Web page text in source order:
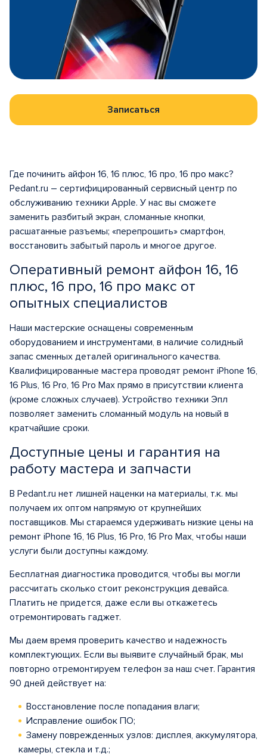
Записаться
Где починить айфон 16, 16 плюс, 16 про, 16 про макс?
Pedant.ru – сертифицированный сервисный центр по
обслуживанию техники Apple. У нас вы сможете
заменить разбитый экран, сломанные кнопки,
расшатанные разъемы; «перепрошить» смартфон,
восстановить забытый пароль и многое другое.
Оперативный ремонт айфон 16, 16
плюс, 16 про, 16 про макс от
опытных специалистов
Наши мастерские оснащены современным
оборудованием и инструментами, в наличие солидный
запас сменных деталей оригинального качества.
Квалифицированные мастера проводят ремонт iPhone 16,
16 Plus, 16 Pro, 16 Pro Max прямо в присутствии клиента
(кроме сложных случаев). Устройство техники Эпл
позволяет заменить сломанный модуль на новый в
кратчайшие сроки.
Доступные цены и гарантия на
работу мастера и запчасти
В Pedant.ru нет лишней наценки на материалы, т.к. мы
получаем их оптом напрямую от крупнейших
поставщиков. Мы стараемся удерживать низкие цены на
ремонт iPhone 16, 16 Plus, 16 Pro, 16 Pro Max, чтобы наши
услуги были доступны каждому.
Бесплатная диагностика проводится, чтобы вы могли
рассчитать сколько стоит реконструкция девайса.
Платить не придется, даже если вы откажетесь
отремонтировать гаджет.
Мы даем время проверить качество и надежность
комплектующих. Если вы выявите случайный брак, мы
повторно отремонтируем телефон за наш счет. Гарантия
90 дней действует на:
Восстановление после попадания влаги;
Исправление ошибок ПО;
Замену поврежденных узлов: дисплея, аккумулятора,
камеры, стекла и т.д.;